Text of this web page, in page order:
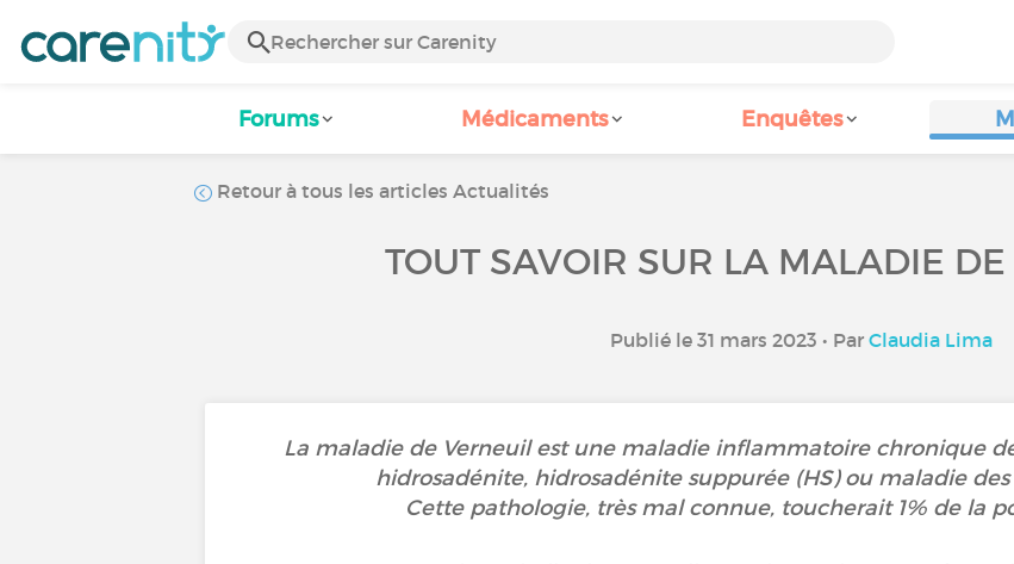
Forums Médicaments Enquêtes
Retour à tous les articles Actualités
TOUT SAVOIR SUR LA MALADIE
Publié le 31 mars 2023 • Par Claudia Lima
La maladie de Verneuil est une maladie inflammatoire chronique
hidrosadénite, hidrosadénite suppurée (HS) ou maladie
Cette pathologie, très mal connue, toucherait 1% de la